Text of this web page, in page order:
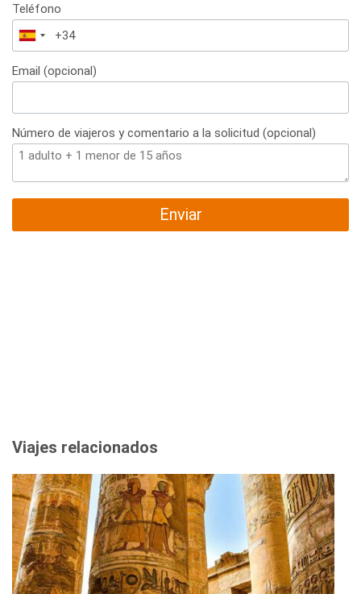
Teléfono
España
+34
Email (opcional)
Número de viajeros y comentario a la solicitud (opcional)
Enviar
Viajes relacionados